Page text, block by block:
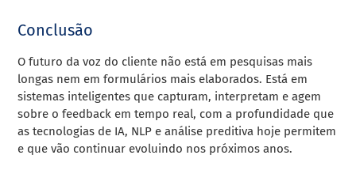
Conclusão
O futuro da voz do cliente não está em pesquisas mais
longas nem em formulários mais elaborados. Está em
sistemas inteligentes que capturam, interpretam e agem
sobre o feedback em tempo real, com a profundidade que
as tecnologias de IA, NLP e análise preditiva hoje permitem
e que vão continuar evoluindo nos próximos anos.